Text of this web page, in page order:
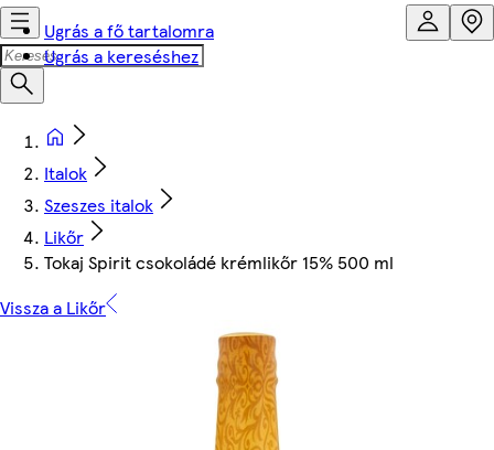
Ugrás a fő tartalomra
Ugrás a kereséshez
Italok
Szeszes italok
Likőr
Tokaj Spirit csokoládé krémlikőr 15% 500 ml
Vissza a Likőr